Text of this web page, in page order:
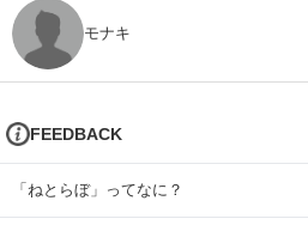
モナキ
FEEDBACK
「ねとらぼ」ってなに？